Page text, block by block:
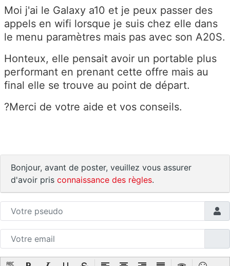
Moi j'ai le Galaxy a10 et je peux passer des
appels en wifi lorsque je suis chez elle dans
le menu paramètres mais pas avec son A20S.
Honteux, elle pensait avoir un portable plus
performant en prenant cette offre mais au
final elle se trouve au point de départ.
?Merci de votre aide et vos conseils.
Bonjour, avant de poster, veuillez vous assurer
d'avoir pris connaissance des règles.